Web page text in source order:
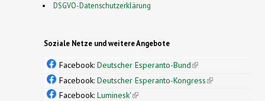
DSGVO-Datenschutzerklärung
Soziale Netze und weitere Angebote
Facebook: Deutscher Esperanto-Bund(link is
external)
Facebook: Deutscher Esperanto-Kongress(link is
Facebook: Luminesk'(link is external)